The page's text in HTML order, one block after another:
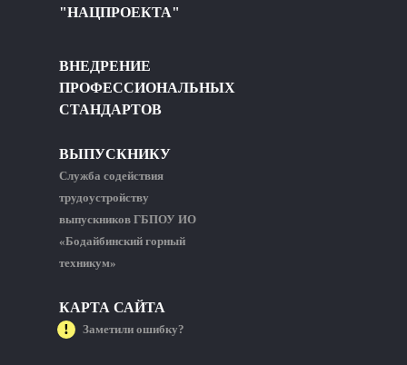
"НАЦПРОЕКТА"
ВНЕДРЕНИЕ
ПРОФЕССИОНАЛЬНЫХ
СТАНДАРТОВ
ВЫПУСКНИКУ
Служба содействия
трудоустройству
выпускников ГБПОУ ИО
«Бодайбинский горный
техникум»
КАРТА САЙТА
Заметили ошибку?